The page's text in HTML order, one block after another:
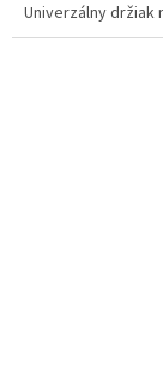
Univerzálny držiak